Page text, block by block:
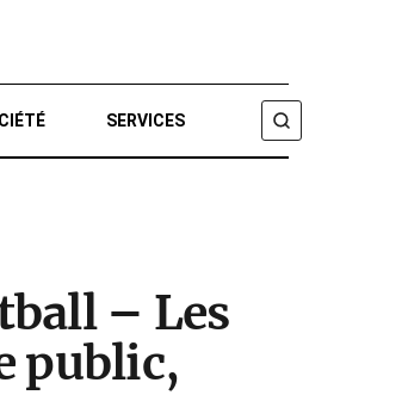
SERVICES
– Les
public,